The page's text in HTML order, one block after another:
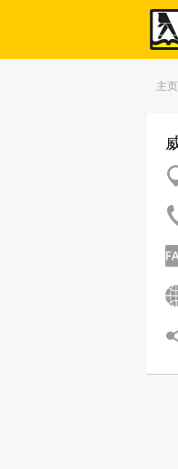
主页